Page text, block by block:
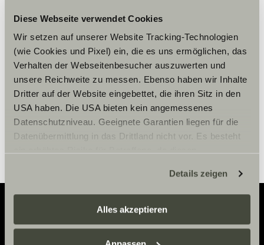
Diese Webseite verwendet Cookies
Wir setzen auf unserer Website Tracking-Technologien
(wie Cookies und Pixel) ein, die es uns ermöglichen, das
Verhalten der Webseitenbesucher auszuwerten und
unsere Reichweite zu messen. Ebenso haben wir Inhalte
Dritter auf der Website eingebettet, die ihren Sitz in den
USA haben. Die USA bieten kein angemessenes
Datenschutzniveau. Geeignete Garantien liegen für die
Datenübermittlung in das Drittland nicht vor. Es besteht
zustehen. Eingesetzte Dienstleister können Daten für
eigene Zwecke verarbeiten und mit anderen Daten
zusammenführen. Weitere Informationen finden Sie hier:
Datenschutzerklärung
Details zeigen
Alles akzeptieren
Bitte akzeptiere die Marketing-
Cookies, um die Inhalte zu sehen.
Cookie-Einstellungen
Adventure